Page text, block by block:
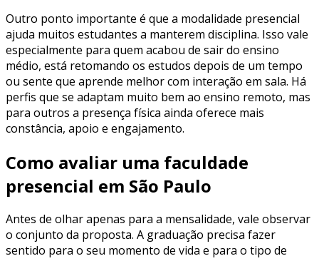
Outro ponto importante é que a modalidade presencial
ajuda muitos estudantes a manterem disciplina. Isso vale
especialmente para quem acabou de sair do ensino
médio, está retomando os estudos depois de um tempo
ou sente que aprende melhor com interação em sala. Há
perfis que se adaptam muito bem ao ensino remoto, mas
para outros a presença física ainda oferece mais
constância, apoio e engajamento.
Como avaliar uma faculdade
presencial em São Paulo
Antes de olhar apenas para a mensalidade, vale observar
o conjunto da proposta. A graduação precisa fazer
sentido para o seu momento de vida e para o tipo de